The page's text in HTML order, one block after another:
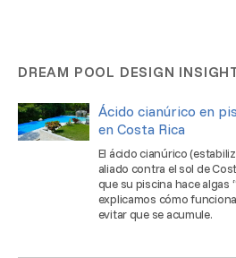
DREAM POOL DESIGN
Ácido cianúrico en
en Costa Rica
El ácido cianúrico
aliado contra el sol de
que su piscina hace algas
explicamos cómo
evitar que se acumule.